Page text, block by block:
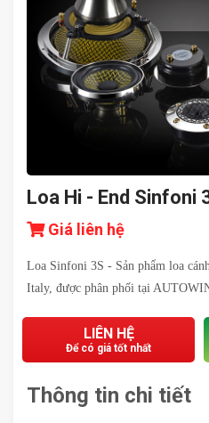
Loa Hi - End Sinfoni
Giá liên hệ
Loa Sinfoni 3S - Sản phẩm loa
Italy, được phân phối tại
LIÊN HỆ
Để có giá tốt nhất
Thông tin chi tiết